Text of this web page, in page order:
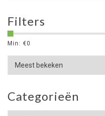
Filters
Min: €0
Categorieën